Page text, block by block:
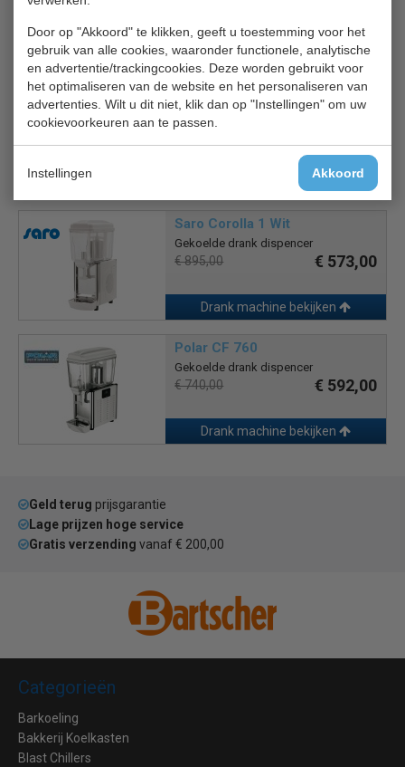
Door op "Akkoord" te klikken, geeft u toestemming voor het
gebruik van alle cookies, waaronder functionele, analytische
en advertentie/trackingcookies. Deze worden gebruikt voor
het optimaliseren van de website en het personaliseren van
advertenties. Wilt u dit niet, klik dan op "Instellingen" om uw
cookievoorkeuren aan te passen.
Instellingen Akkoord
Drank machine bekijken
Saro Corolla 1 Geel
Drankmachine
Drank machine bekijken
Saro Corolla 1 Wit
Gekoelde drank dispencer
€ 895,00 € 573,00
Drank machine bekijken
Polar CF 760
Gekoelde drank dispencer
€ 740,00 € 592,00
Drank machine bekijken
Geld terug prijsgarantie
Lage prijzen hoge service
Gratis verzending vanaf € 200,00
Categorieën
Barkoeling
Bakkerij Koelkasten
Blast Chillers